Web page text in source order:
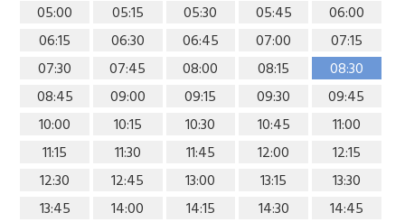
05:00 05:15 05:30 05:45
06:00
06:15
06:30 06:45 07:00
07:15
07:30
07:45 08:00 08:15
08:30
08:45
09:00 09:15 09:30
09:45
10:00
10:15 10:30 10:45
11:00
11:15
11:30 11:45 12:00
12:15
12:30
12:45 13:00 13:15
13:30
13:45
14:00 14:15 14:30
14:45